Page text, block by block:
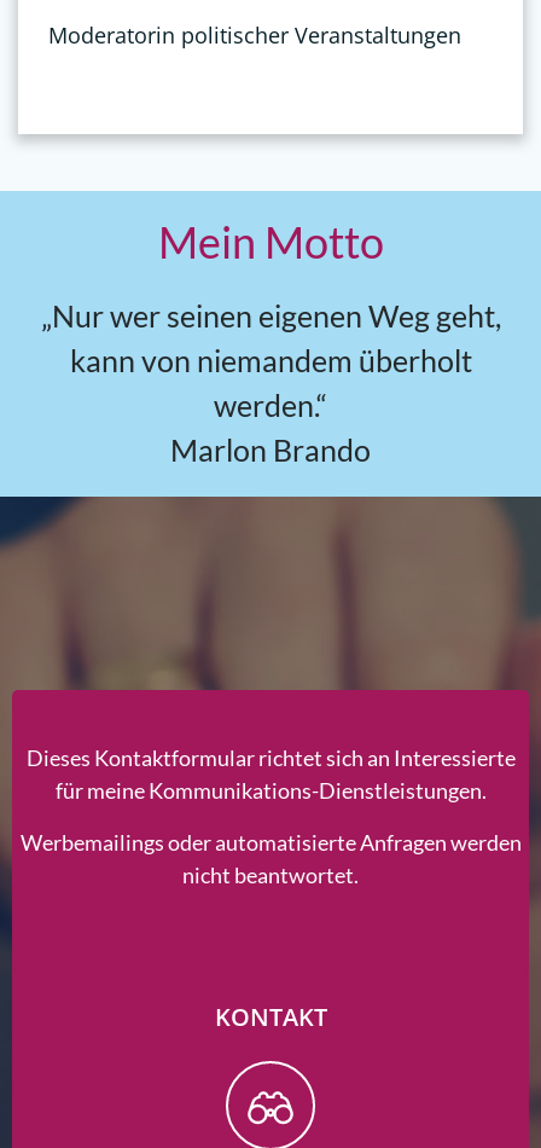
Moderatorin politischer Veranstaltungen
Mein Motto
„Nur wer seinen eigenen Weg geht,
kann von niemandem überholt
werden.“
Marlon Brando
Dieses Kontaktformular richtet sich an Interessierte
für meine Kommunikations-Dienstleistungen.
Werbemailings oder automatisierte Anfragen werden
nicht beantwortet.
KONTAKT